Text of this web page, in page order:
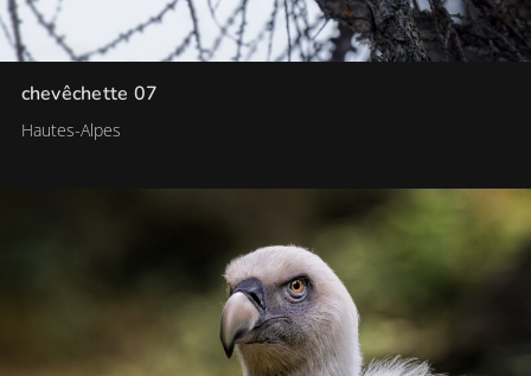
chevêchette 07
Hautes-Alpes